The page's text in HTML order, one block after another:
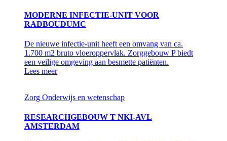
MODERNE INFECTIE-UNIT VOOR
RADBOUDUMC
De nieuwe infectie-unit heeft een omvang van ca.
1.700 m2 bruto vloeroppervlak. Zorggebouw P biedt
een veilige omgeving aan besmette patiënten.
Lees meer
Zorg Onderwijs en wetenschap
RESEARCHGEBOUW T NKI-AVL
AMSTERDAM